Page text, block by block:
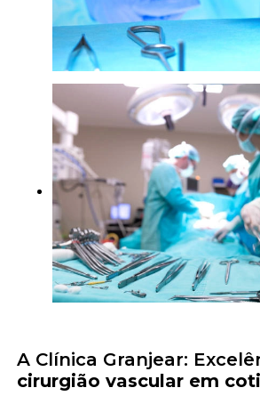
A Clínica Granjear:
cirurgião vascular em